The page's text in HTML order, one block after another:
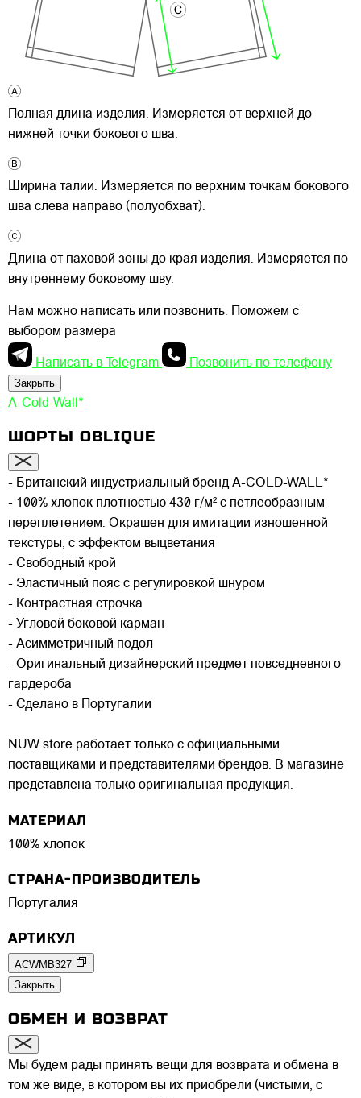
Полная длина изделия. Измеряется от верхней до
нижней точки бокового шва.
Ширина талии. Измеряется по верхним точкам бокового
шва слева направо (полуобхват).
Длина от паховой зоны до края изделия. Измеряется по
внутреннему боковому шву.
Нам можно написать или позвонить. Поможем с
выбором размера
Написать в Telegram Позвонить по телефону
Закрыть
A-Cold-Wall*
ШОРТЫ OBLIQUE
- Британский индустриальный бренд A-COLD-WALL*
- 100% хлопок плотностью 430 г/м² с петлеобразным
переплетением. Окрашен для имитации изношенной
текстуры, с эффектом выцветания
- Свободный крой
- Эластичный пояс с регулировкой шнуром
- Контрастная строчка
- Угловой боковой карман
- Асимметричный подол
- Оригинальный дизайнерский предмет повседневного
гардероба
- Сделано в Португалии
NUW store работает только с официальными
поставщиками и представителями брендов. В магазине
представлена только оригинальная продукция.
МАТЕРИАЛ
100% хлопок
СТРАНА-ПРОИЗВОДИТЕЛЬ
Португалия
АРТИКУЛ
ACWMB327
Закрыть
ОБМЕН И ВОЗВРАТ
Мы будем рады принять вещи для возврата и обмена в
том же виде, в котором вы их приобрели (чистыми, с